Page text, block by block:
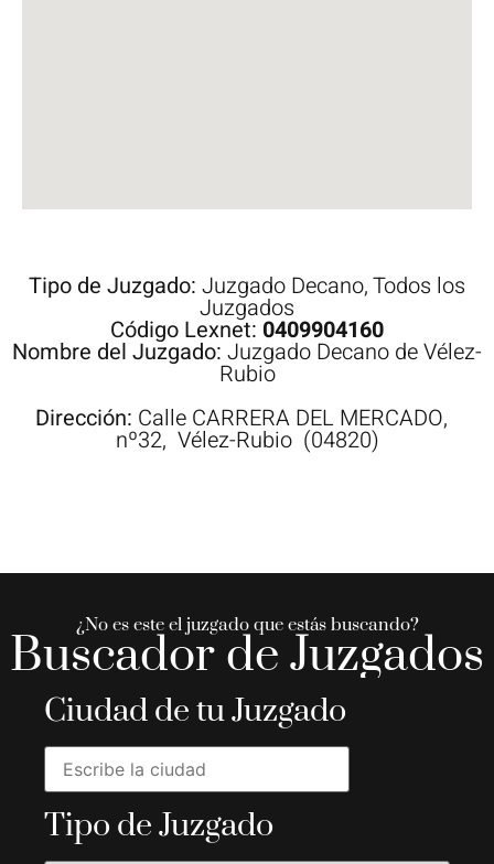
Tipo de Juzgado: Juzgado Decano,Todos los
Juzgados
Código Lexnet: 0409904160
Nombre del Juzgado: Juzgado Decano de Vélez-
Rubio
Dirección: Calle CARRERA DEL MERCADO,
nº32, Vélez-Rubio (04820)
¿No es este el juzgado que estás buscando?
Buscador de Juzgados
Ciudad de tu Juzgado
Tipo de Juzgado